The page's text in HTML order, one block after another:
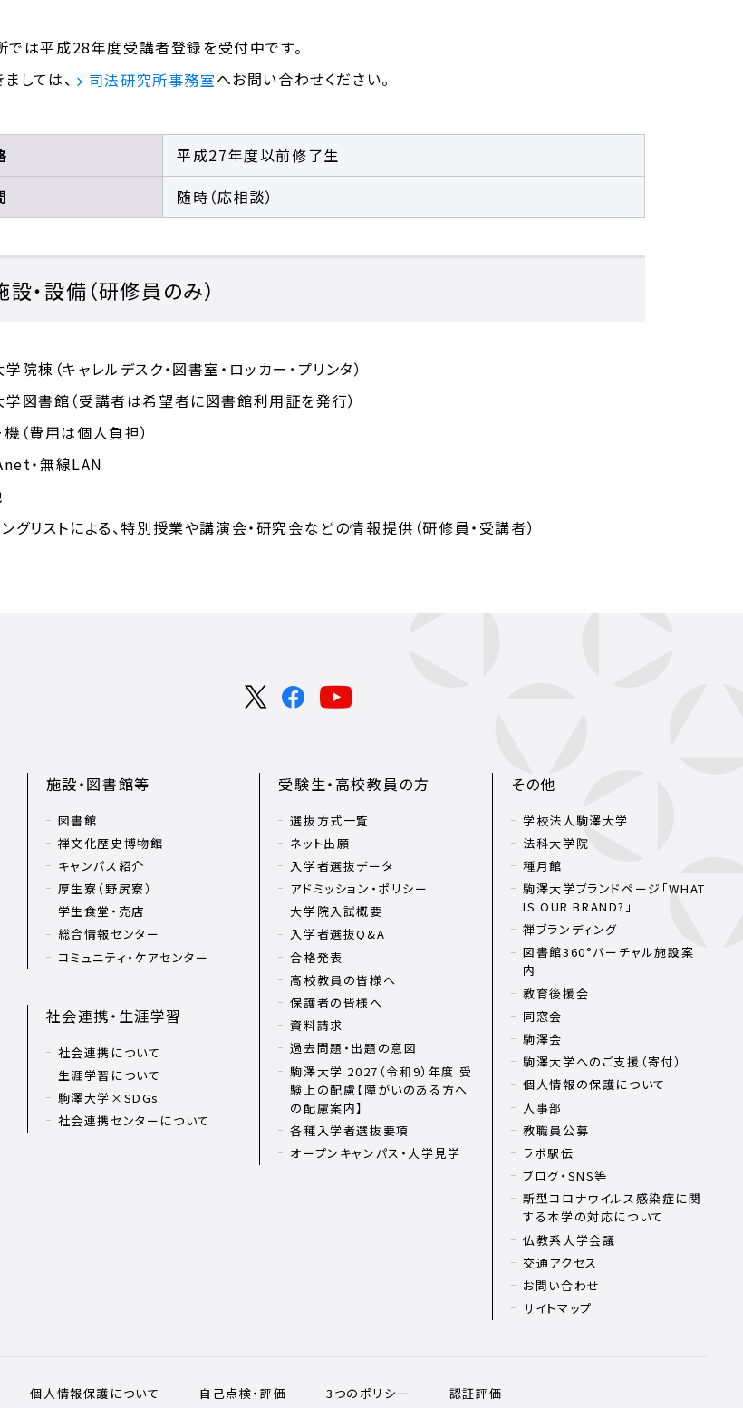
では平成28年度受講者登録を受付中です。
しては、
司法研究所事務室へお問い合わせください。
平成27年度以前修了生
随時（応相談）
・設備（研修員のみ）
院棟（キャレルデスク・図書室・ロッカー･プリンタ）
図書館（受講者は希望者に図書館利用証を発行）
（費用は個人負担）
・無線LAN
グリストによる、特別授業や講演会・研究会などの情報提供（研修員・受講者）
施設・図書館等
図書館
禅文化歴史博物館
キャンパス紹介
厚生寮（野尻寮）
学生食堂・売店
総合情報センター
コミュニティ・ケアセンター
社会連携・生涯学習
社会連携について
生涯学習について
駒澤大学×SDGs
社会連携センターについて
受験生・高校教員の方
選抜方式一覧
ネット出願
入学者選抜データ
アドミッション・ポリシー
大学院入試概要
入学者選抜Q&A
合格発表
高校教員の皆様へ
保護者の皆様へ
資料請求
過去問題・出題の意図
駒澤大学 2027（令和9）年度 受
験上の配慮【障がいのある方へ
の配慮案内】
各種入学者選抜要項
オープンキャンパス・大学見学
その他
学校法人駒澤大学
法科大学院
種月館
駒澤大学ブランドページ「WHAT
IS OUR BRAND?」
禅ブランディング
図書館360°バーチャル施設案
内
教育後援会
同窓会
駒澤会
駒澤大学へのご支援（寄付）
個人情報の保護について
人事部
教職員公募
ラボ駅伝
ブログ・SNS等
新型コロナウイルス感染症に関
する本学の対応について
仏教系大学会議
交通アクセス
お問い合わせ
サイトマップ
個人情報保護について 自己点検・評価 3つのポリシー 認証評価